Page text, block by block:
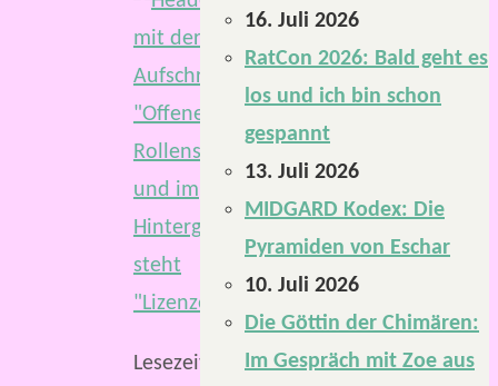
Lesezeit:
16. Juli 2026
RatCon 2026: Bald geht es
los und ich bin schon
gespannt
13. Juli 2026
MIDGARD Kodex: Die
Pyramiden von Eschar
10. Juli 2026
Die Göttin der Chimären:
Im Gespräch mit Zoe aus